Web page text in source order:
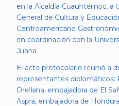
en la Alcaldía Cuauhtémoc, a
General de Cultura y
Centroamericano
en coordinación con la
Juana.
El acto protocolario reunió a
representantes diplomáticos:
Orellana, embajadora de El
Aspra, embajadora de